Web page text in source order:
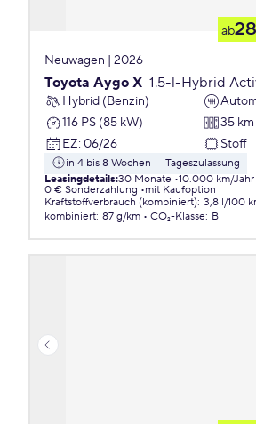
ab
Neuwagen | 2026
Toyota Aygo X 1.5-l-Hybrid
Hybrid (Benzin)
116 PS (85 kW)
35 km
EZ: 06/26 Stoff
in 4 bis 8 Wochen
Tageszulassung
Leasingdetails:30 Monate 10.000 km/Jahr
0 € Sonderzahlung
mit Kaufoption
Kraftstoffverbrauch (kombiniert): 3,8 l/100
kombiniert: 87 g/km CO₂-Klasse: B